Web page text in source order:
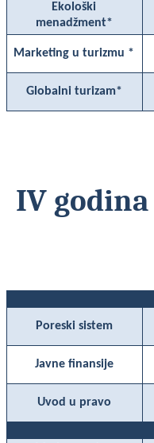
Ekološki
menadžment*
Marketing u turizmu *
Globalni turizam*
IV godina
Poreski sistem
Javne finansije
Uvod u pravo